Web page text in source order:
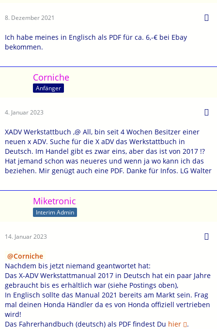
8. Dezember 2021
Ich habe meines in Englisch als PDF für ca. 6,-€ bei Ebay
bekommen.
Corniche
Anfänger
4. Januar 2023
XADV Werkstattbuch ,@ All, bin seit 4 Wochen Besitzer einer
neuen x ADV. Suche für die X aDV das Werkstattbuch in
Deutsch. Im Handel gibt es zwar eins, aber das ist von 2017 !?
Hat jemand schon was neueres und wenn ja wo kann ich das
beziehen. Mir genügt auch eine PDF. Danke für Infos. LG Walter
Miketronic
Interim Admin
14. Januar 2023
Corniche
Nachdem bis jetzt niemand geantwortet hat:
Das X-ADV Werkstattmanual 2017 in Deutsch hat ein paar Jahre
gebraucht bis es erhältlich war (siehe Postings oben),
In Englisch sollte das Manual 2021 bereits am Markt sein. Frag
mal deinen Honda Händler da es von Honda offiziell vertrieben
wird!
Das Fahrerhandbuch (deutsch) als PDF findest Du hier .